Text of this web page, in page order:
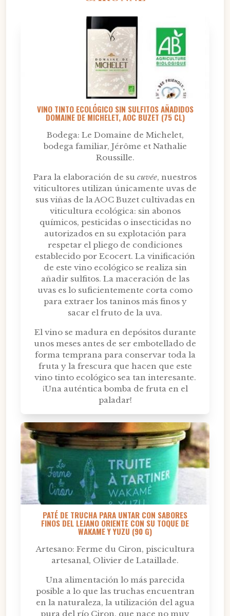
VINO TINTO ECOLÓGICO SIN SULFITOS AÑADIDOS
DOMAINE DE MICHELET, AOC BUZET (75 CL)
Bodega: Le Domaine de Michelet,
bodega familiar, Jérôme et Nathalie
Roussille.
Para la elaboración de su cuvée, nuestros
viticultores utilizan únicamente uvas de
sus viñas de la AOC Buzet cultivadas en
viticultura ecológica: sin abonos
químicos, pesticidas o insecticidas no
autorizados en su explotación para
respetar el pliego de condiciones
establecido por Ecocert. La vinificación
de este vino ecológico se realiza sin
añadir sulfitos. La maceración de las
uvas es lo suficientemente corta como
para extraer los taninos más finos y
sacar el fruto de la uva.
El vino se madura en depósitos durante
unos meses antes de ser embotellado de
forma temprana para conservar toda la
fruta y la frescura que hacen que este
vino tinto ecológico sea tan interesante.
¡Una auténtica bomba de fruta en el
paladar!
PATÉ DE TRUCHA PARA UNTAR CON SABORES
FINOS DEL LEJANO ORIENTE CON SU TOQUE DE
WAKAME Y YUZU (90 G)
Artesano: Ferme du Ciron, piscicultura
artesanal, Olivier de Lataillade.
Una alimentación lo más parecida
posible a lo que las truchas encuentran
en la naturaleza, la utilización del agua
pura del río Ciron, que nace no muy